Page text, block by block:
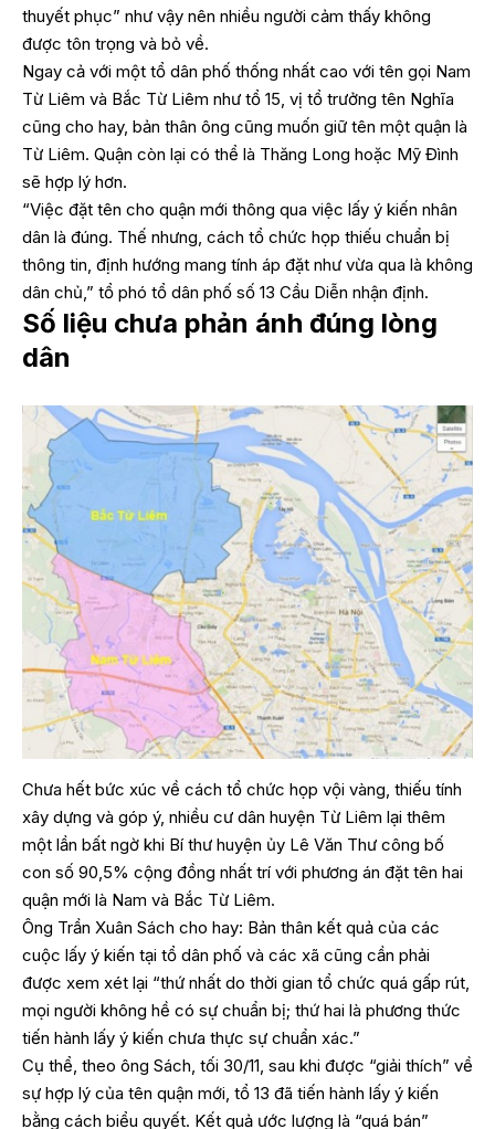
thuyết phục” như vậy nên nhiều người cảm thấy không
được tôn trọng và bỏ về.
Ngay cả với một tổ dân phố thống nhất cao với tên gọi Nam
Từ Liêm và Bắc Từ Liêm như tổ 15, vị tổ trưởng tên Nghĩa
cũng cho hay, bản thân ông cũng muốn giữ tên một quận là
Từ Liêm. Quận còn lại có thể là Thăng Long hoặc Mỹ Đình
sẽ hợp lý hơn.
“Việc đặt tên cho quận mới thông qua việc lấy ý kiến nhân
dân là đúng. Thế nhưng, cách tổ chức họp thiếu chuẩn bị
thông tin, định hướng mang tính áp đặt như vừa qua là không
dân chủ,” tổ phó tổ dân phố số 13 Cầu Diễn nhận định.
Số liệu chưa phản ánh đúng lòng
dân
Chưa hết bức xúc về cách tổ chức họp vội vàng, thiếu tính
xây dựng và góp ý, nhiều cư dân huyện Từ Liêm lại thêm
một lần bất ngờ khi Bí thư huyện ủy Lê Văn Thư công bố
con số 90,5% cộng đồng nhất trí với phương án đặt tên hai
quận mới là Nam và Bắc Từ Liêm.
Ông Trần Xuân Sách cho hay: Bản thân kết quả của các
cuộc lấy ý kiến tại tổ dân phố và các xã cũng cần phải
được xem xét lại “thứ nhất do thời gian tổ chức quá gấp rút,
mọi người không hề có sự chuẩn bị; thứ hai là phương thức
tiến hành lấy ý kiến chưa thực sự chuẩn xác.”
Cụ thể, theo ông Sách, tối 30/11, sau khi được “giải thích” về
sự hợp lý của tên quận mới, tổ 13 đã tiến hành lấy ý kiến
bằng cách biểu quyết. Kết quả ước lượng là “quá bán”